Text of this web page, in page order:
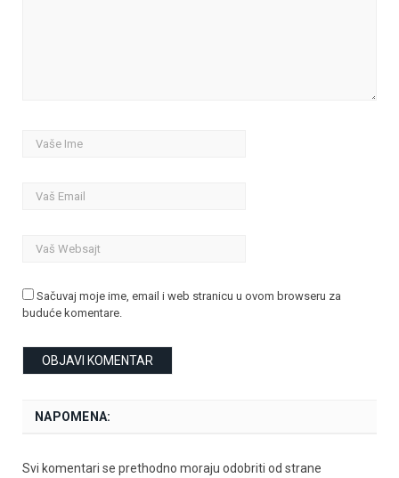
Sačuvaj moje ime, email i web stranicu u ovom browseru za
buduće komentare.
NAPOMENA:
Svi komentari se prethodno moraju odobriti od strane